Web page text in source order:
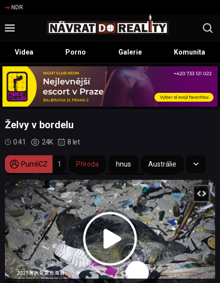
NDR
Videa Porno Galerie Komunita
Želvy v bordelu
0:41 24K 8 let
PumliCZ 1 Příroda hnus Austrálie
zvíře ostrov pláž odpadky želva
bordel písek mládě lidstvo ekologie
plast